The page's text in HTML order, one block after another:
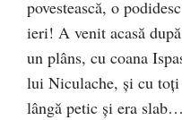
povestească, o
ieri! A venit acasă
un plâns, cu coana
lui Niculache, şi cu
lângă petic şi era